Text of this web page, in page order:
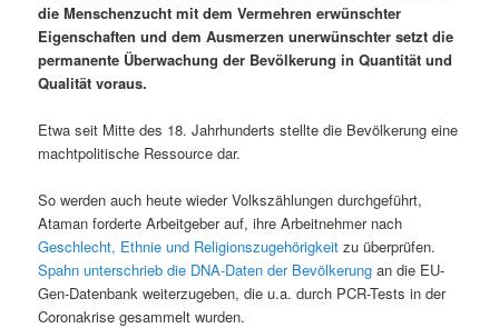
die Menschenzucht mit dem Vermehren erwünschter
Eigenschaften und dem Ausmerzen unerwünschter setzt die
permanente Überwachung der Bevölkerung in Quantität und
Qualität voraus.
Etwa seit Mitte des 18. Jahrhunderts stellte die Bevölkerung eine
machtpolitische Ressource dar.
So werden auch heute wieder Volkszählungen durchgeführt,
Ataman forderte Arbeitgeber auf, ihre Arbeitnehmer nach
Geschlecht, Ethnie und Religionszugehörigkeitzu überprüfen.
Spahn unterschrieb die DNA-Daten der Bevölkerung an die EU-
Gen-Datenbank weiterzugeben, die u.a. durch PCR-Tests in der
Coronakrise gesammelt wurden.